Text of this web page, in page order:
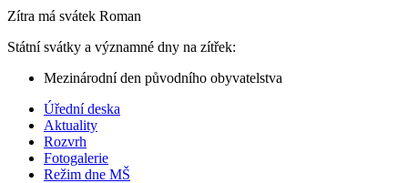
Zítra má svátek Roman
Státní svátky a významné dny na zítřek:
Mezinárodní den původního obyvatelstva
Úřední deska
Aktuality
Rozvrh
Fotogalerie
Režim dne MŠ